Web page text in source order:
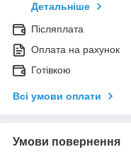
Детальніше
Післяплата
Оплата на рахунок
Готівкою
Всі умови оплати
Умови повернення